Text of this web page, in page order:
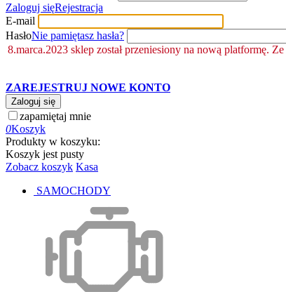
Zaloguj sięRejestracja
E-mail
HasłoNie pamiętasz hasła?
8.marca.2023 sklep został przeniesiony na nową platformę.
ZAREJESTRUJ NOWE KONTO
Zaloguj się
zapamiętaj mnie
0Koszyk
Produkty w koszyku:
Koszyk jest pusty
Zobacz koszyk Kasa
SAMOCHODY